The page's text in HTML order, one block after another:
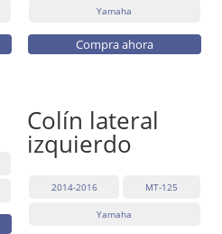
Yamaha
Compra ahora
Colín lateral
izquierdo
2014-2016 MT-125
Yamaha